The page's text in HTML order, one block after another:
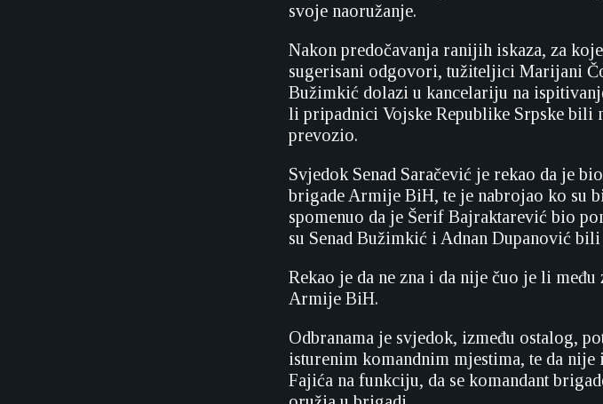
svoje naoružanje.
Nakon predočavanja ranijih iskaza, za
sugerisani odgovori, tužiteljici Marijani
Bužimkić dolazi u kancelariju na
li pripadnici Vojske Republike Srpske bili
prevozio.
Svjedok Senad Saračević je rekao da je
brigade Armije BiH, te je nabrojao ko su
spomenuo da je Šerif Bajraktarević bio
su Senad Bužimkić i Adnan Dupanović
Rekao je da ne zna i da nije čuo je li
Armije BiH.
Odbranama je svjedok, između ostalog,
isturenim komandnim mjestima, te da
Fajića na funkciju, da se komandant